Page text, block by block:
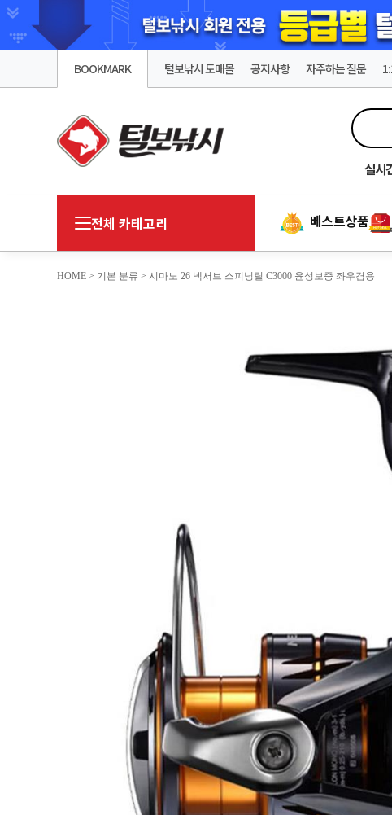
BOOKMARK 털보낚시 도매몰 공지사항 자주하는 질문
실시
전체 카테고리 베스트상품
HOME > 기본 분류 > 시마노 26 넥서브 스피닝릴 C3000 윤성보증 좌우겸용